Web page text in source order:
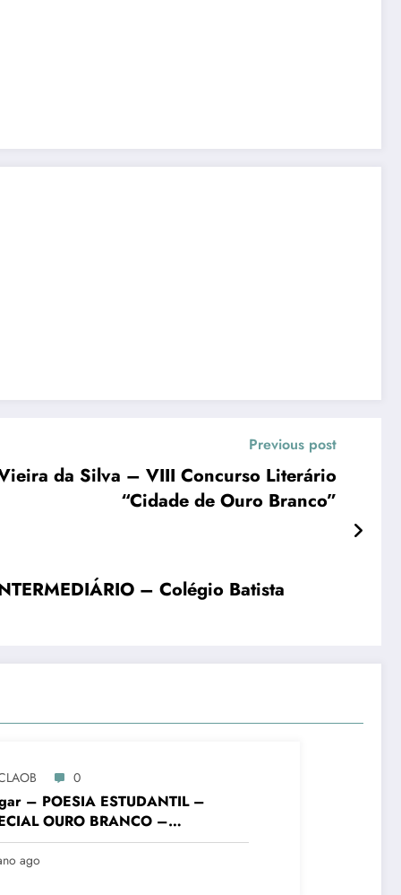
Previous post
da Silva – VIII Concurso Literário
“Cidade de Ouro Branco”
– Colégio Batista
0
– POESIA ESTUDANTIL –
OURO BRANCO –
FINAIS – Colégio
Mineiro Unid. Ouro Branco – VIII
ago